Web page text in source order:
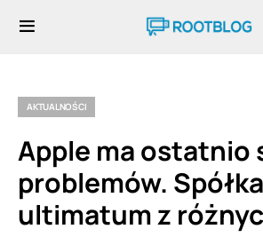
AKTUALNOŚCI
Apple ma ostatnio
problemów.
ultimatum z